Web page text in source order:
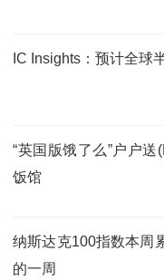
IC Insights：预计全球
“英国版饿了么”户户
饭馆
纳斯达克100指数本周
的一周